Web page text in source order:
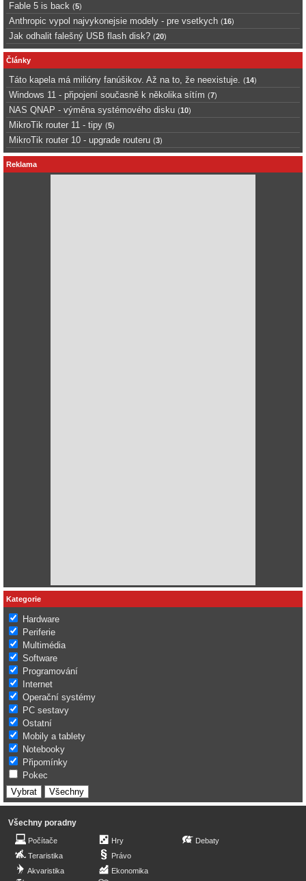
Fable 5 is back (5)
Anthropic vypol najvykonejsie modely - pre vsetkych (16)
Jak odhalit falešný USB flash disk? (20)
Články
Táto kapela má milióny fanúšikov. Až na to, že neexistuje. (14)
Windows 11 - připojení současně k několika sítím (7)
NAS QNAP - výměna systémového disku (10)
MikroTik router 11 - tipy (5)
MikroTik router 10 - upgrade routeru (3)
Reklama
Kategorie
Hardware
Periferie
Multimédia
Software
Programování
Internet
Operační systémy
PC sestavy
Ostatní
Mobily a tablety
Notebooky
Připomínky
Pokec
Všechny poradny
Počítače
Teraristika
Akvaristika
Hry
Právo
Ekonomika
Debaty